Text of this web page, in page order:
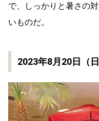
で、しっかりと暑さの
いものだ。
2023年8月20日（